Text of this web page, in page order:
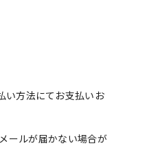
い方法にてお支払いお
ールが届かない場合が